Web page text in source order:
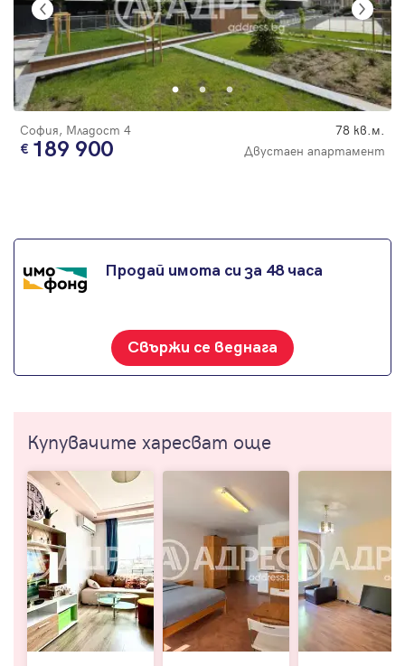
София, Младост 4 78 кв.м.
189 900 Двустаен апартамент
Продай имота си за 48 часа
Свържи се веднага
Купувачите харесват още